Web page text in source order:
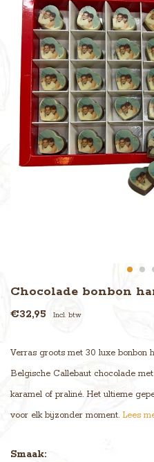
Chocolade bonbon
€32,95 Incl. btw
Verras groots met 30 luxe bonbon
Belgische Callebaut chocolade
karamel of praliné. Het ultieme
voor elk bijzonder moment. Lees
Smaak: